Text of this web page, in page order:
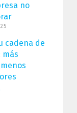
no
cadena de